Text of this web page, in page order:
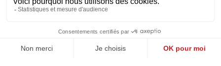
que tout et d’aimer nos frères à cause de toi. Par Jésus,